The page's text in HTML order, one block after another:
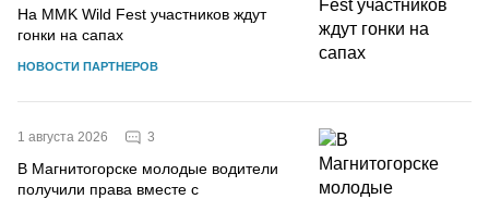
На MMK Wild Fest участников ждут
гонки на сапах
НОВОСТИ ПАРТНЕРОВ
1 августа 2026 3
В Магнитогорске молодые водители
получили права вместе с